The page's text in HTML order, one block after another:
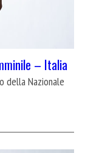
– Italia
della Nazionale